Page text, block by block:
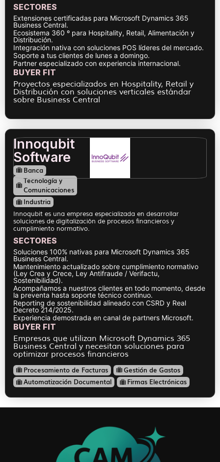
SECTORES
Extensiones certificadas para Microsoft Dynamics 365
Business Central.
Ecosistema 360 º para Hospitality, Retail, Alimentación y
Distribución.
Integración nativa con soluciones POS líderes del mercado.
Soporte a tus clientes de lunes a domingo.
Partner especializado con experiencia internacional.
BUYER FIT
Proyectos especializados en Hospitality, Retail y
Distribución con soluciones verticales estándar
sobre Business Central
Innoqubit
Software
Banca
Tecnología y
Comunicaciones
Industria
Innoqubit es una empresa especializada en desarrollar
soluciones de digitalización de procesos financieros y
cumplimiento normativo.
SECTORES
Soluciones 100% nativas para Microsoft Dynamics 365
Business Central.
Mantenimiento actualizado sobre cumplimiento normativo
(Ley Crea y Crece, Ley Antifraude / Verifactu,
Sostenibilidad).
Acompañamos a nuestros clientes en todo momento, desde
la preventa hasta soporte técnico continuo.
Reporting de sostenibilidad alineado con CSRD y Real
Decreto 214/2025.
Experiencia demostrada en canal de partners Microsoft.
BUYER FIT
Empresas que utilizan Microsoft Dynamics 365
Business Central y necesitan soluciones para
optimizar procesos financieros
Procesamiento de Facturas
Gestión de Gastos
Automatización Documental
Firmas Electrónicas